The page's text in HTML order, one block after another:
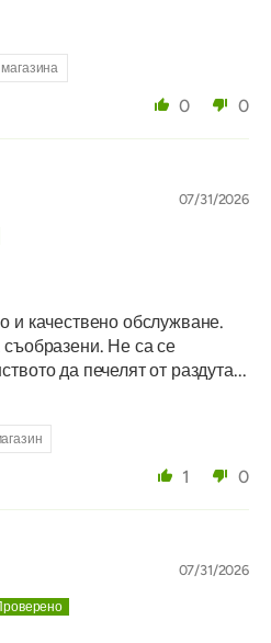
0 0
07/31/2026
и качествено обслужване.
съобразени. Не са се
да печелят от раздута...
1 0
07/31/2026